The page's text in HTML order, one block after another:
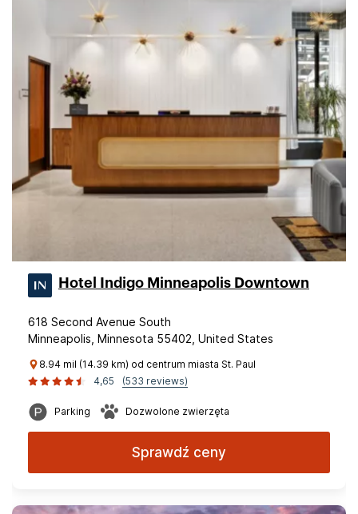
Hotel Indigo Minneapolis Downtown
618 Second Avenue South
Minneapolis, Minnesota 55402, United States
8.94 mil (14.39 km) od centrum miasta St. Paul
4,65
(533 reviews)
Parking Dozwolone zwierzęta
Sprawdź ceny